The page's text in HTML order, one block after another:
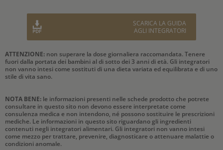
SCARICA LA GUIDA
AGLI INTEGRATORI
ATTENZIONE: non superare la dose giornaliera raccomandata. Tenere
fuori dalla portata dei bambini al di sotto dei 3 anni di età. Gli integratori
non vanno intesi come sostituti di una dieta variata ed equilibrata e di uno
stile di vita sano.
NOTA BENE: le informazioni presenti nelle schede prodotto che potrete
consultare in questo sito non devono essere interpretate come
consulenza medica e non intendono, né possono sostituire le prescrizioni
mediche. Le informazioni in questo sito riguardano gli ingredienti
contenuti negli integratori alimentari. Gli integratori non vanno intesi
come mezzo per trattare, prevenire, diagnosticare o attenuare malattie o
condizioni anomale.